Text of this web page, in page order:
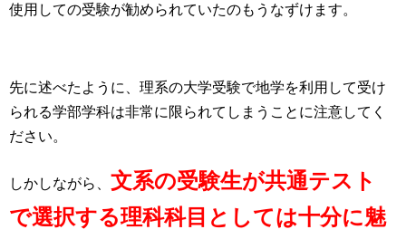
使用しての受験が勧められていたのもうなずけます。
先に述べたように、理系の大学受験で地学を利用して受け
られる学部学科は非常に限られてしまうことに注意してく
ださい。
しかしながら、 文系の受験生が共通テスト
で選択する理科科目としては十分に魅